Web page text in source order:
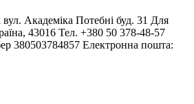
Академіка Потебні буд. 31 Для
43016 Тел. +380 50 378-48-57
380503784857 Електронна пошта: